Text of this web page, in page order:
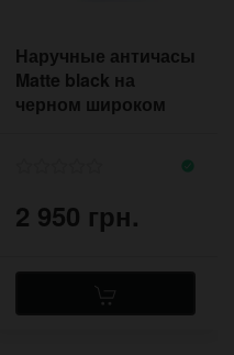
Наручные античасы
Matte black на
черном широком
2 950 грн.